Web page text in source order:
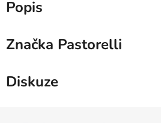
Popis
Značka Pastorelli
Diskuze